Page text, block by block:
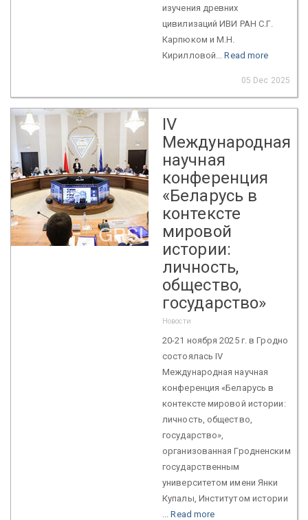
изучения древних
цивилизаций ИВИ РАН С.Г.
Карпюком и М.Н.
Кирилловой...Read more
05 Dec 2025
IV
Международная
научная
конференция
«Беларусь в
контексте
мировой
истории:
личность,
общество,
государство»
Новости
20-21 ноября 2025 г. в Гродно
состоялась IV
Международная научная
конференция «Беларусь в
контексте мировой истории:
личность, общество,
государство»,
организованная Гродненским
государственным
университетом имени Янки
Купалы, Институтом истории
...Read more